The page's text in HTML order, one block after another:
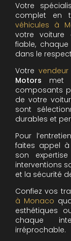
Votre
complet en
véhicules à
votre voiture
fiable,
dans le
Votre
Motors met
composants
de votre
sont
durables et
Pour
faites appel à
son
interventions
et la sécurité
Confiez vos
à Monaco
esthétiques
chaque
irréprochable.